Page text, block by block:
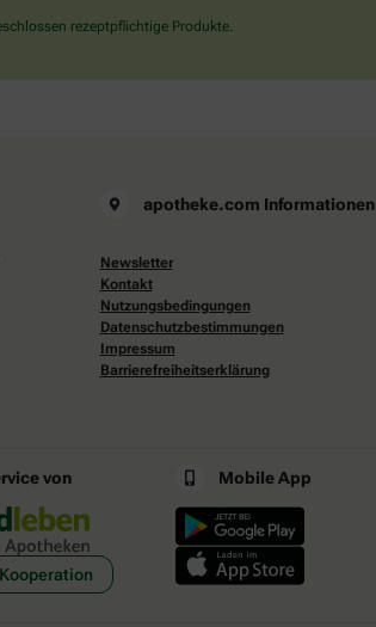
rezeptpflichtige Produkte.
apotheke.com Informationen
Newsletter
Kontakt
Nutzungsbedingungen
Datenschutzbestimmungen
Impressum
Barrierefreiheitserklärung
von Mobile App